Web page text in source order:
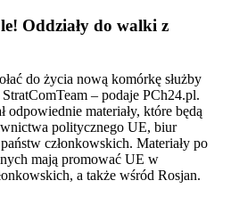
Oddziały do walki z
do życia nową komórkę służby
– podaje PCh24.pl.
odpowiednie materiały, które będą
politycznego UE, biur
członkowskich. Materiały po
mają promować UE w
a także wśród Rosjan.